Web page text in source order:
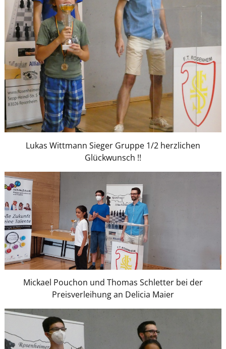
Lukas Wittmann Sieger Gruppe 1/2 herzlichen
Glückwunsch !!
Mickael Pouchon und Thomas Schletter bei der
Preisverleihung an Delicia Maier